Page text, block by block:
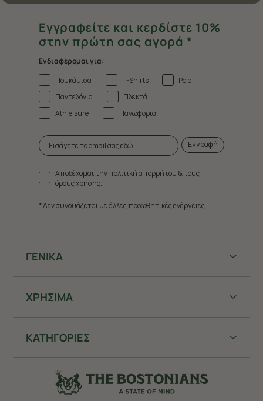
ΓΕΝΙΚΑ
ΧΡHΣΙΜΑ
ΚΑΤΗΓΟΡΙΕΣ
Εγγραφείτε και κερδίστε 10%
στην πρώτη σας αγορά *
Ενδιαφέρομαι για:
Πουκάμισα
T-Shirts
Polo
Παντελόνια
Πλεκτά
Athleisure
Πανωφόρια
Εγγραφή
Αποδέχομαι την πολιτική απορρήτου & τους
όρους χρήσης.
* Δεν συνδυάζεται με άλλες προωθητικές ενέργειες.